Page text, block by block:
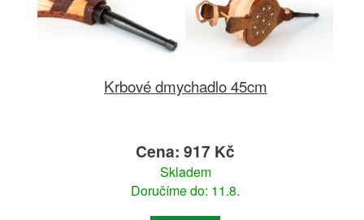
Krbové dmychadlo 45cm
Cena: 917 Kč
Skladem
Doručíme do: 11.8.